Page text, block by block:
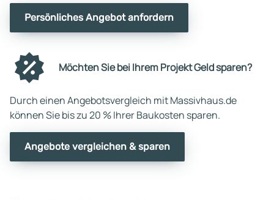
Persönliches Angebot anfordern
Möchten Sie bei Ihrem Projekt Geld sparen?
Durch einen Angebotsvergleich mit Massivhaus.de
können Sie bis zu 20 % Ihrer Baukosten sparen.
Angebote vergleichen & sparen